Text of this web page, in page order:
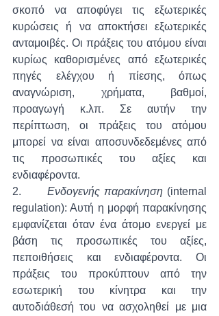
σκοπό να αποφύγει τις εξωτερικές
κυρώσεις ή να αποκτήσει εξωτερικές
ανταμοιβές. Οι πράξεις του ατόμου είναι
κυρίως καθορισμένες από εξωτερικές
πηγές ελέγχου ή πίεσης, όπως
αναγνώριση, χρήματα, βαθμοί,
προαγωγή κ.λπ. Σε αυτήν την
περίπτωση, οι πράξεις του ατόμου
μπορεί να είναι αποσυνδεδεμένες από
τις προσωπικές του αξίες και
ενδιαφέροντα.
2.
Ενδογενής παρακίνηση (internal
regulation): Αυτή η μορφή παρακίνησης
εμφανίζεται όταν ένα άτομο ενεργεί με
βάση τις προσωπικές του αξίες,
πεποιθήσεις και ενδιαφέροντα. Οι
πράξεις του προκύπτουν από την
εσωτερική του κίνητρα και την
αυτοδιάθεσή του να ασχοληθεί με μια